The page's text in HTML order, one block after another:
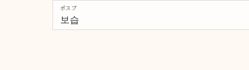
보습
ポスプ